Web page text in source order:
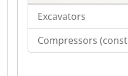
Excavators
Compressors